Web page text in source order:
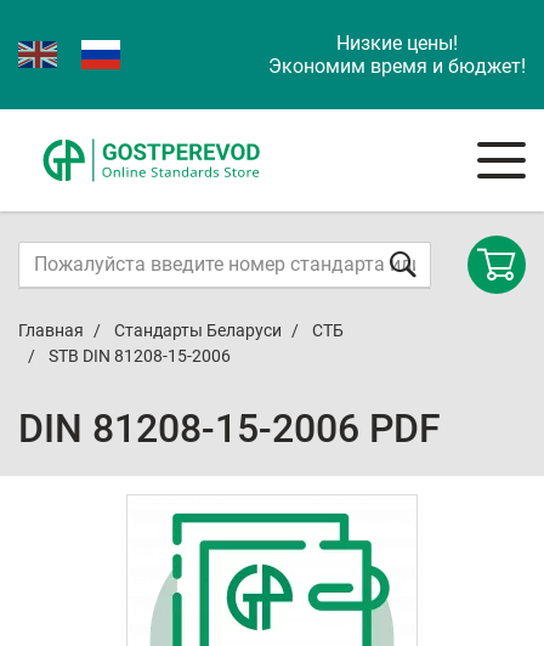
Низкие цены!
Экономим время и бюджет!
Главная Стандарты Беларуси
СТБ
STB DIN 81208-15-2006
DIN 81208-15-2006 PDF